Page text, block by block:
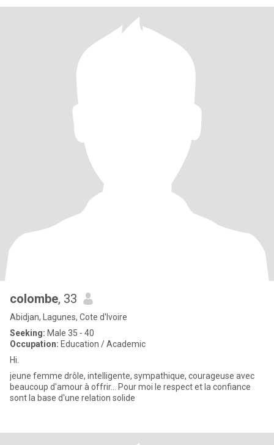
colombe, 33
Abidjan, Lagunes, Cote d'Ivoire
Seeking: Male 35 - 40
Occupation: Education / Academic
Hi.
jeune femme drôle, intelligente, sympathique, courageuse avec
beaucoup d'amour à offrir... Pour moi le respect et la confiance
sont la base d'une relation solide